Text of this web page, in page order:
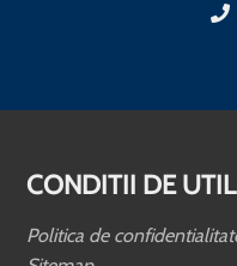
CONDITII DE
Politica de